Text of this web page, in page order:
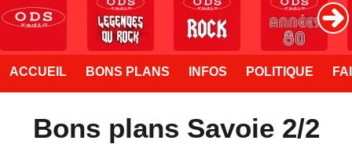
ACCUEIL BONS PLANS INFOS POLITIQUE
Bons plans Savoie 2/2